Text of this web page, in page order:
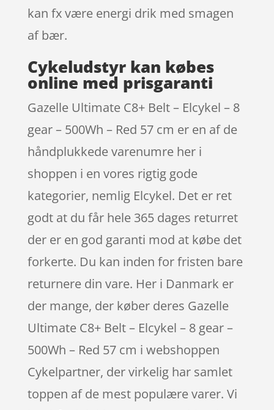
kan fx være energi drik med smagen
af bær.
Cykeludstyr kan købes
online med prisgaranti
Gazelle Ultimate C8+ Belt – Elcykel – 8
gear – 500Wh – Red 57 cm er en af de
håndplukkede varenumre her i
shoppen i en vores rigtig gode
kategorier, nemlig Elcykel. Det er ret
godt at du får hele 365 dages returret
der er en god garanti mod at købe det
forkerte. Du kan inden for fristen bare
returnere din vare. Her i Danmark er
der mange, der køber deres Gazelle
Ultimate C8+ Belt – Elcykel – 8 gear –
500Wh – Red 57 cm i webshoppen
Cykelpartner, der virkelig har samlet
toppen af de mest populære varer. Vi